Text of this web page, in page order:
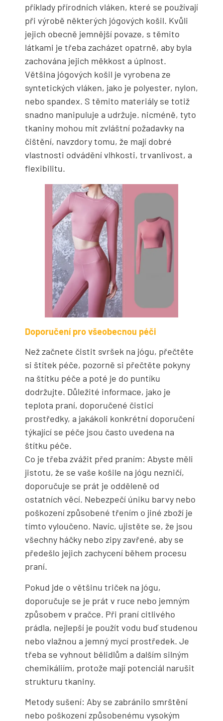
příklady přírodních vláken, které se používají
při výrobě některých jógových košil. Kvůli
jejich obecně jemnější povaze, s těmito
látkami je třeba zacházet opatrně, aby byla
zachována jejich měkkost a úplnost.
Většina jógových košil je vyrobena ze
syntetických vláken, jako je polyester, nylon,
nebo spandex. S těmito materiály se totiž
snadno manipuluje a udržuje. nicméně, tyto
tkaniny mohou mít zvláštní požadavky na
čištění, navzdory tomu, že mají dobré
vlastnosti odvádění vlhkosti, trvanlivost, a
flexibilitu.
Doporučení pro všeobecnou péči
Než začnete čistit svršek na jógu, přečtěte
si štítek péče, pozorně si přečtěte pokyny
na štítku péče a poté je do puntíku
dodržujte. Důležité informace, jako je
teplota praní, doporučené čisticí
prostředky, a jakákoli konkrétní doporučení
týkající se péče jsou často uvedena na
štítku péče.
Co je třeba zvážit před praním: Abyste měli
jistotu, že se vaše košile na jógu nezničí,
doporučuje se prát je odděleně od
ostatních věcí. Nebezpečí úniku barvy nebo
poškození způsobené třením o jiné zboží je
tímto vyloučeno. Navíc, ujistěte se, že jsou
všechny háčky nebo zipy zavřené, aby se
předešlo jejich zachycení během procesu
praní.
Pokud jde o většinu triček na jógu,
doporučuje se je prát v ruce nebo jemným
způsobem v pračce. Při praní citlivého
prádla, nejlepší je použít vodu buď studenou
nebo vlažnou a jemný mycí prostředek. Je
třeba se vyhnout bělidlům a dalším silným
chemikáliím, protože mají potenciál narušit
strukturu tkaniny.
Metody sušení: Aby se zabránilo smrštění
nebo poškození způsobenému vysokým